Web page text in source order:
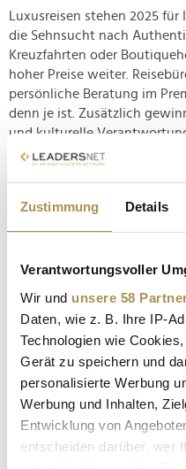
Zustimmung Details
Verantwortungsvoller
Wir und unsere 58
Daten, wie z. B. Ihre IP-
Technologien wie
Gerät zu speichern und
personalisierte Werbung
Werbung und Inhalten,
Entwicklung von
entscheiden darüber, wer
Luxusreisen stehen 2025
die Sehnsucht nach
Kreuzfahrten oder
hoher Preise weiter.
persönliche Beratung im
denn je ist. Zusätzlich
und kulturelle
erwarten heute, dass
außergewöhnliche
entwickelt sich das
Geschäftsfeld, das
dass die Branche
virtuellen Hotelführungen
bis hin zu
begleiten. So verbinden
analoger Exklusivität und